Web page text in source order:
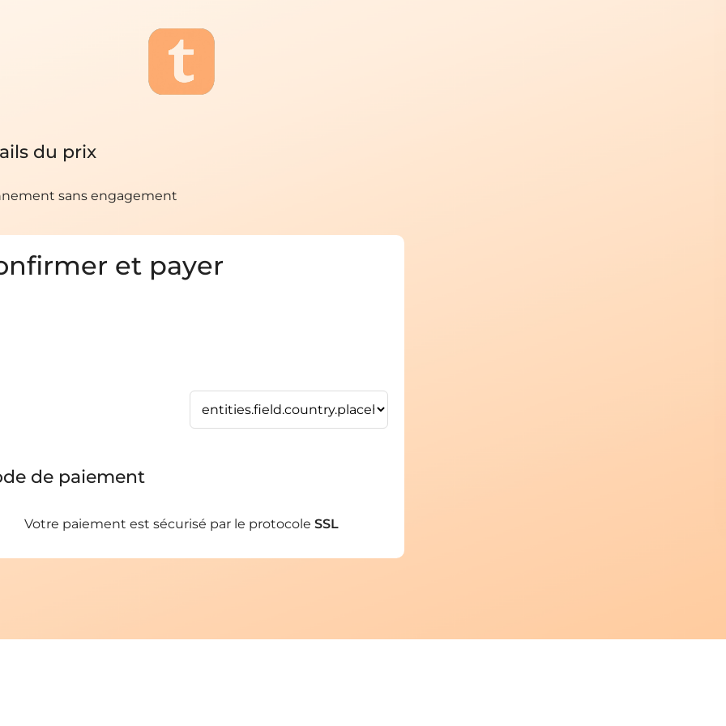
du prix
sans engagement
et payer
de paiement
Votre paiement est sécurisé par le protocole SSL